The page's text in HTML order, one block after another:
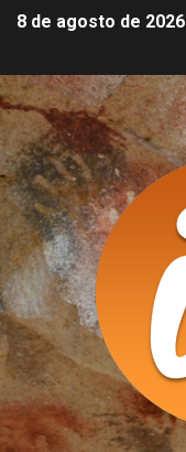
8 de agosto de 2026